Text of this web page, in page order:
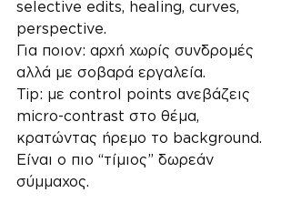
selective edits, healing, curves,
perspective.
Για ποιον: αρχή χωρίς συνδρομές
αλλά με σοβαρά εργαλεία.
Tip: με control points ανεβάζεις
micro-contrast στο θέμα,
κρατώντας ήρεμο το background.
Είναι ο πιο “τίμιος” δωρεάν
σύμμαχος.